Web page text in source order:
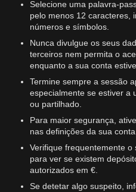
Selecione uma palavra-
pelo menos 12 caracteres,
números e símbolos.
Nunca divulgue os seus
terceiros nem permita o
enquanto a sua conta
Termine sempre a sessão
especialmente se estiver a
ou partilhado.
Para maior segurança,
nas definições da sua
Verifique frequentemente
para ver se existem
autorizados em €.
Se detetar algo suspeito,